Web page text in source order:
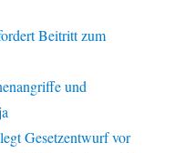
Beitritt zum
und
Gesetzentwurf vor